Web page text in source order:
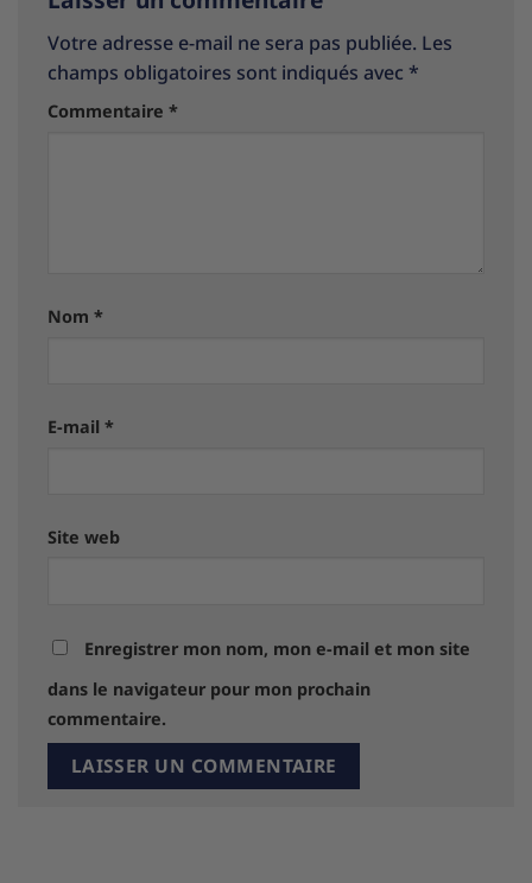
Votre adresse e-mail ne sera pas publiée. Les
champs obligatoires sont indiqués avec *
Commentaire *
Nom *
E-mail *
Site web
Enregistrer mon nom, mon e-mail et mon site
dans le navigateur pour mon prochain
commentaire.